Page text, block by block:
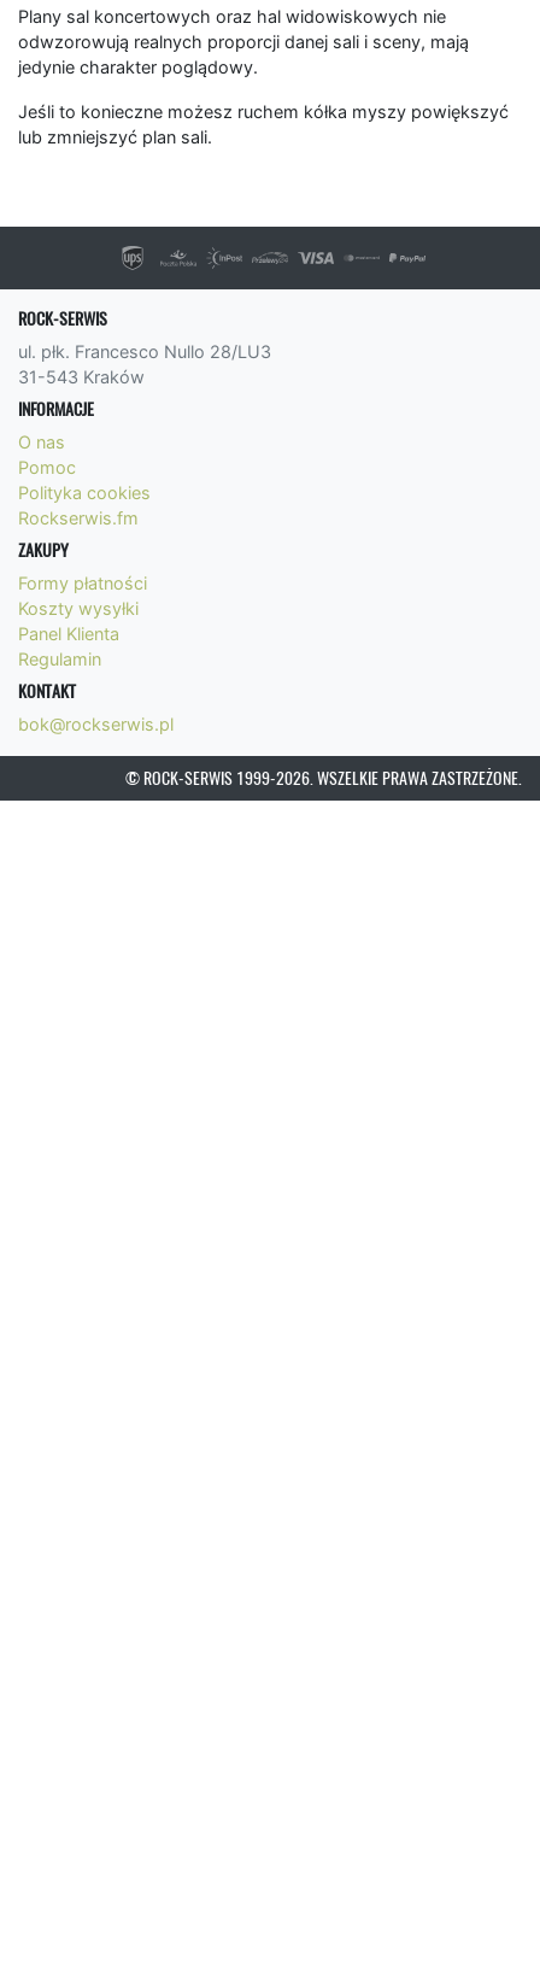
Plany sal koncertowych oraz hal widowiskowych nie
odwzorowują realnych proporcji danej sali i sceny, mają
jedynie charakter poglądowy.
Jeśli to konieczne możesz ruchem kółka myszy powiększyć
lub zmniejszyć plan sali.
ROCK-SERWIS
ul. płk. Francesco Nullo 28/LU3
31-543 Kraków
INFORMACJE
O nas
Pomoc
Polityka cookies
Rockserwis.fm
ZAKUPY
Formy płatności
Koszty wysyłki
Panel Klienta
Regulamin
KONTAKT
bok@rockserwis.pl
© ROCK-SERWIS 1999-2026. WSZELKIE PRAWA ZASTRZEŻONE.